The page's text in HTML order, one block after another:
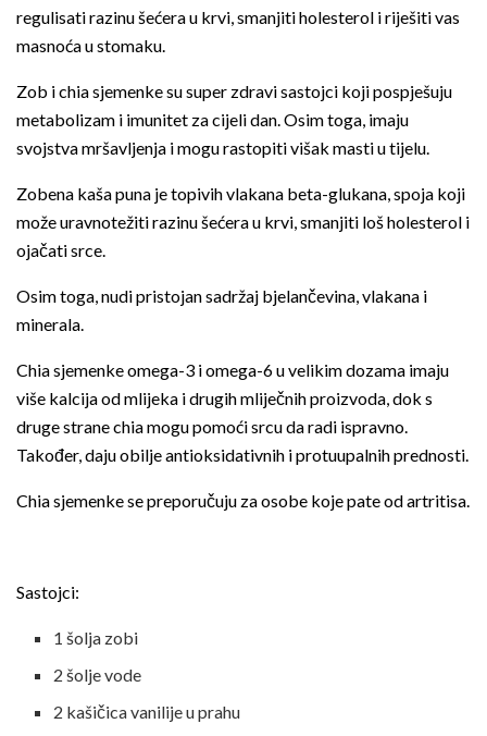
regulisati razinu šećera u krvi, smanjiti holesterol i riješiti vas
masnoća u stomaku.
Zob i chia sjemenke su super zdravi sastojci koji pospješuju
metabolizam i imunitet za cijeli dan. Osim toga, imaju
svojstva mršavljenja i mogu rastopiti višak masti u tijelu.
Zobena kaša puna je topivih vlakana beta-glukana, spoja koji
može uravnotežiti razinu šećera u krvi, smanjiti loš holesterol i
ojačati srce.
Osim toga, nudi pristojan sadržaj bjelančevina, vlakana i
minerala.
Chia sjemenke omega-3 i omega-6 u velikim dozama imaju
više kalcija od mlijeka i drugih mliječnih proizvoda, dok s
druge strane chia mogu pomoći srcu da radi ispravno.
Također, daju obilje antioksidativnih i protuupalnih prednosti.
Chia sjemenke se preporučuju za osobe koje pate od artritisa.
Sastojci:
1 šolja zobi
2 šolje vode
2 kašičica vanilije u prahu